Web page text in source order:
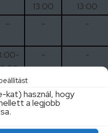
kat) használ, hogy
a legjobb
13:00
13:00
- - -
- -
13:30-